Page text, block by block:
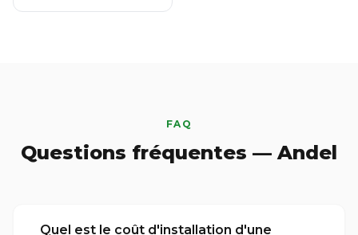
FAQ
Questions fréquentes — Andel
Quel est le coût d'installation d'une